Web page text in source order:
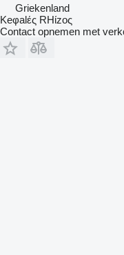
Griekenland
Keφalές RHίzoς
Contact opnemen met